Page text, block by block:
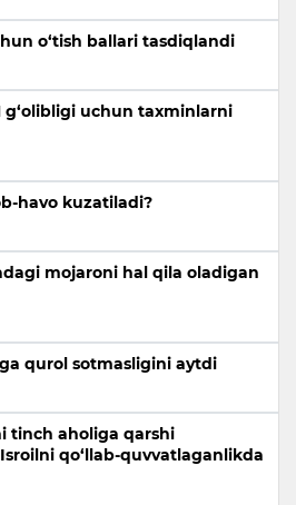
o‘tish ballari tasdiqlandi
g‘olibligi uchun taxminlarni
havo kuzatiladi?
mojaroni hal qila oladigan
qurol sotmasligini aytdi
tinch aholiga qarshi
qo‘llab-quvvatlaganlikda